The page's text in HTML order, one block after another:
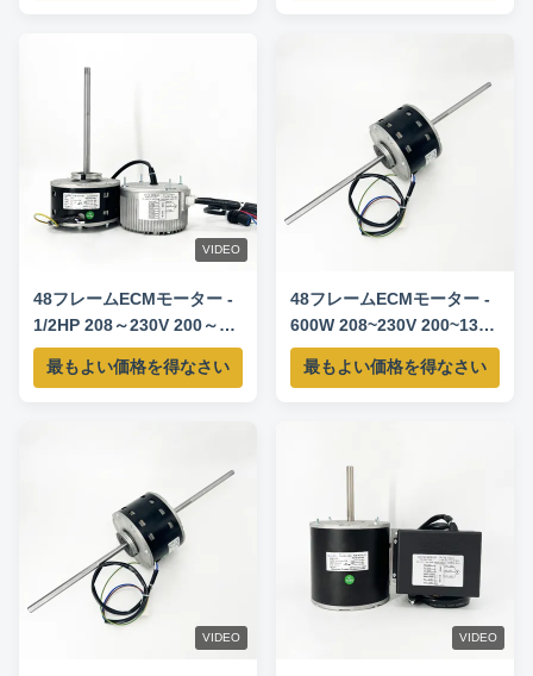
VIDEO
48フレームECMモーター -
1/2HP 208～230V 200～
1300RPM - IE4定格
1050RPM 85.6%
最もよい価格を得なさい
48フレームECMモーター -
600W 208~230V 200~1300
- 1050RPM 85.8% IE4モー
ター
最もよい価格を得なさい
VIDEO VIDEO